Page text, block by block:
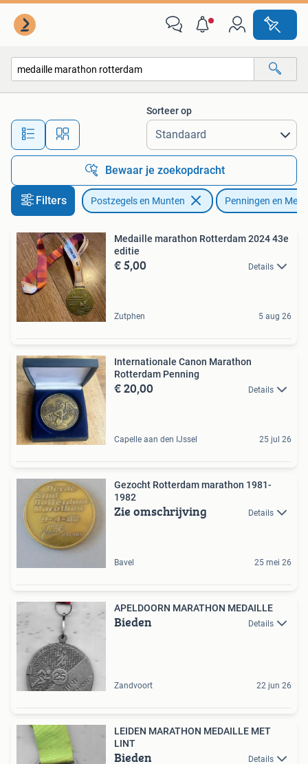
Alle afstanden…
Sorteer op
Bewaar je zoekopdracht
Filters Postzegels en Munten Penningen en
Medaille marathon Rotterdam 2024 43e
editie
€ 5,00 Details
Zutphen 5 aug 26
Internationale Canon Marathon
Rotterdam Penning
€ 20,00 Details
Capelle aan den IJssel 25 jul 26
Gezocht Rotterdam marathon 1981-
1982
Zie omschrijving Details
Bavel 25 mei 26
APELDOORN MARATHON MEDAILLE
Bieden Details
Zandvoort 22 jun 26
LEIDEN MARATHON MEDAILLE MET
LINT
Bieden Details